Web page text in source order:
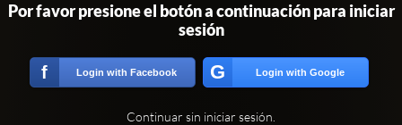
Por favor presione el botón a continuación para iniciar
sesión
f Login with Facebook G Login with Google
Continuar sin iniciar sesión.